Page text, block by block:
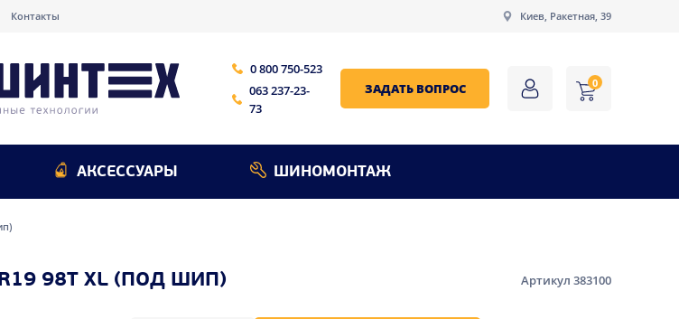
Контакты Киев, Ракетная, 39
0 800 750-523
063 237-23-
73
ЗАДАТЬ ВОПРОС 0
АКСЕССУАРЫ ШИНОМОНТАЖ
R19 98T XL (ПОД ШИП)
Артикул 383100